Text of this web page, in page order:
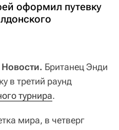
оформил путевку
Британец Энди
в третий раунд
турнира.
мира, в четверг